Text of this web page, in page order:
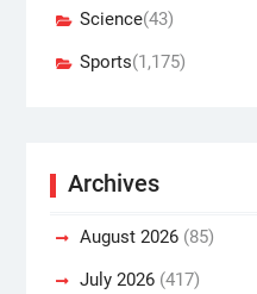
Science(43)
Sports(1,175)
Archives
August 2026(85)
July 2026(417)